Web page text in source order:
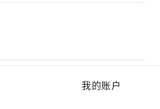
我的账户